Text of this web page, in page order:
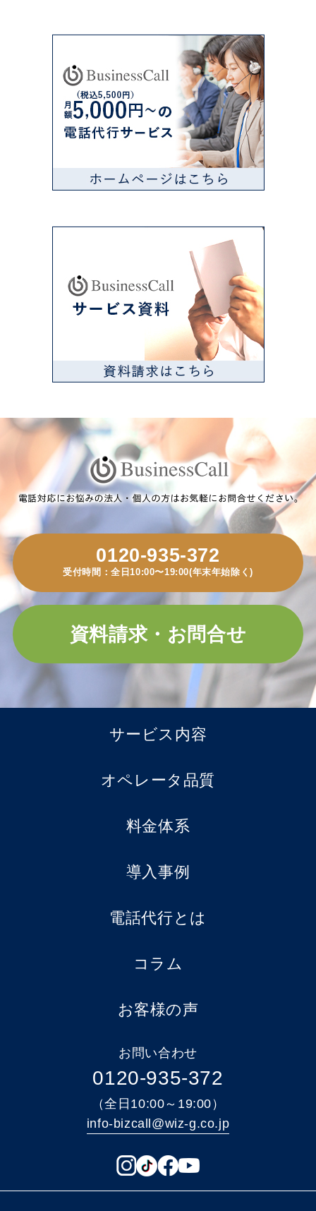
0120-935-372
受付時間：全日10:00〜19:00(年末年始除く)
資料請求・お問合せ
サービス内容
オペレータ品質
料金体系
導入事例
電話代行とは
コラム
お客様の声
お問い合わせ
0120-935-372
（全日10:00～19:00）
info-bizcall@wiz-g.co.jp